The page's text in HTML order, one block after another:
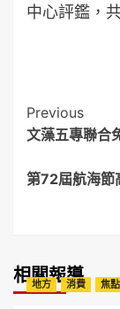
中心評鑑，
Post
Previous
文藻五專聯合
第72屆航海節
相關報導
地方 消費 焦點